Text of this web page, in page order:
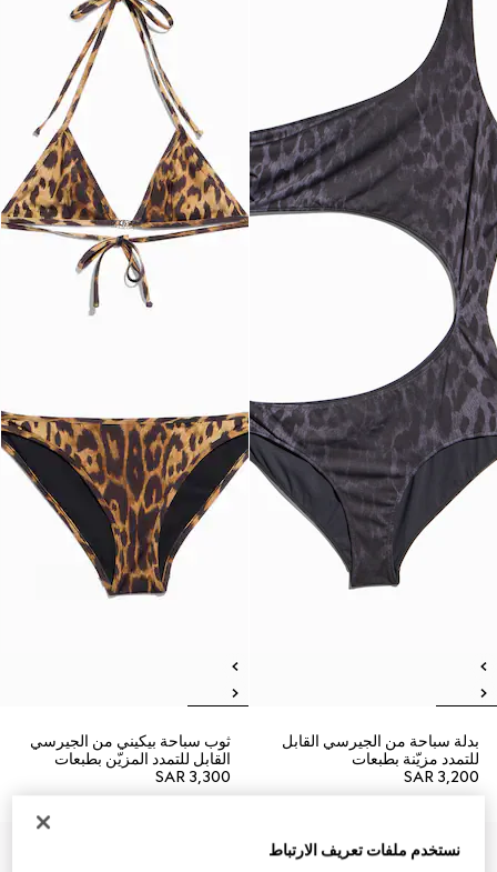
بدلة سباحة من الجيرسي القابل
للتمدد مزيّنة بطبعات
SAR 3,200
ثوب سباحة بيكيني من الجيرسي
القابل للتمدد المزيّن بطبعات
SAR 3,300
نستخدم ملفات تعريف الارتباط